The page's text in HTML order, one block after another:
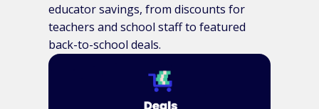
educator savings, from discounts for
teachers and school staff to featured
back-to-school deals.